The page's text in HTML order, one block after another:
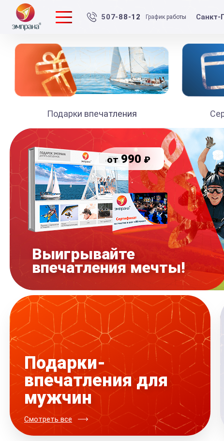
507-88-12 График работы Санкт-
Подарки впечатления
от990 ₽
Выигрывайте
впечатления мечты!
Подарки-
впечатления для
мужчин
Смотреть все